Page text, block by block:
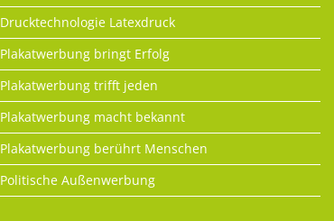
Drucktechnologie Latexdruck
Plakatwerbung bringt Erfolg
Plakatwerbung trifft jeden
Plakatwerbung macht bekannt
Plakatwerbung berührt Menschen
Politische Außenwerbung